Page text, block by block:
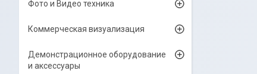
Фото и Видео техника
Коммерческая визуализация
Демонстрационное оборудование
и аксессуары